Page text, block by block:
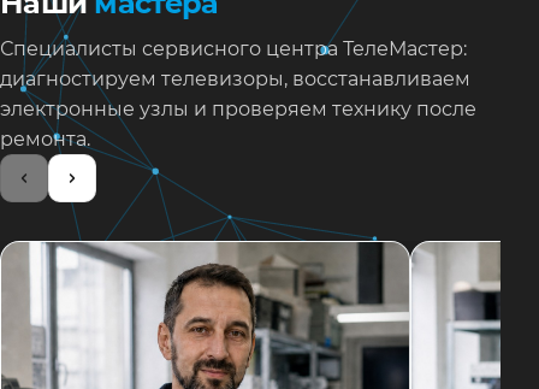
Специалисты сервисного центра ТелеМастер:
диагностируем телевизоры, восстанавливаем
электронные узлы и проверяем технику после
ремонта.